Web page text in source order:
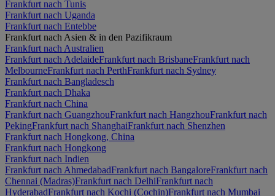
Frankfurt nach Tunis
Frankfurt nach Uganda
Frankfurt nach Entebbe
Frankfurt nach Asien & in den Pazifikraum
Frankfurt nach Australien
Frankfurt nach AdelaideFrankfurt nach BrisbaneFrankfurt nach
MelbourneFrankfurt nach PerthFrankfurt nach Sydney
Frankfurt nach Bangladesch
Frankfurt nach Dhaka
Frankfurt nach China
Frankfurt nach GuangzhouFrankfurt nach HangzhouFrankfurt nach
PekingFrankfurt nach ShanghaiFrankfurt nach Shenzhen
Frankfurt nach Hongkong, China
Frankfurt nach Hongkong
Frankfurt nach Indien
Frankfurt nach AhmedabadFrankfurt nach BangaloreFrankfurt nach
Chennai (Madras)Frankfurt nach DelhiFrankfurt nach
HyderabadFrankfurt nach Kochi (Cochin)Frankfurt nach Mumbai